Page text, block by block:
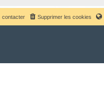
Supprimer les cookies
contacter